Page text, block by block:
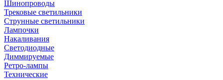
Шинопроводы
Трековые светильники
Струнные светильники
Лампочки
Накаливания
Светодиодные
Диммируемые
Ретро-лампы
Технические